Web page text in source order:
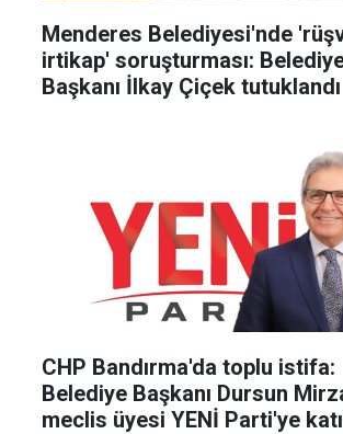
Menderes Belediyesi'nde
irtikap' soruşturması:
Başkanı İlkay Çiçek tutuklandı
CHP Bandırma'da toplu istifa:
Belediye Başkanı Dursun
meclis üyesi YENİ Parti'ye